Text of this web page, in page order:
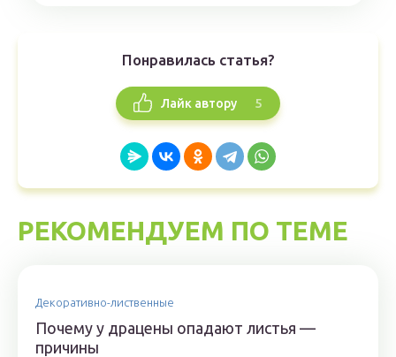
Понравилась статья?
Лайк автору 5
РЕКОМЕНДУЕМ ПО ТЕМЕ
Декоративно-лиственные
Почему у драцены опадают листья —
причины